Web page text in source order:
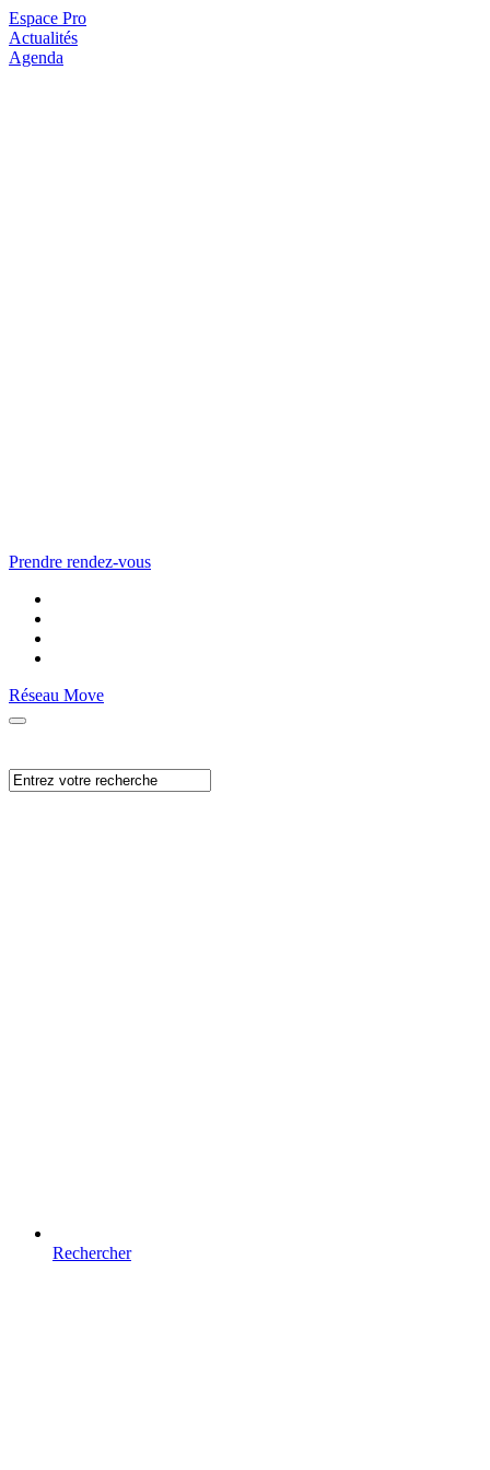
Espace Pro
Actualités
Agenda
Prendre rendez-vous
Réseau Move
Rechercher